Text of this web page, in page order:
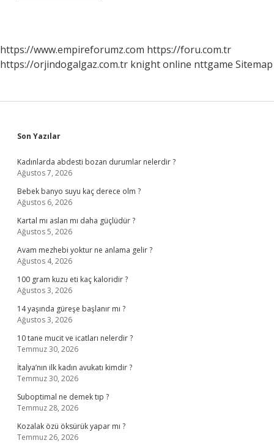
https://www.empireforumz.com https://foru.com.tr
https://orjindogalgaz.com.tr knight online nttgame Sitemap
Sidebar
Son Yazılar
Kadınlarda abdesti bozan durumlar nelerdir ?
Ağustos 7, 2026
Bebek banyo suyu kaç derece olm ?
Ağustos 6, 2026
Kartal mı aslan mı daha güçlüdür ?
Ağustos 5, 2026
Avam mezhebi yoktur ne anlama gelir ?
Ağustos 4, 2026
100 gram kuzu eti kaç kaloridir ?
Ağustos 3, 2026
14 yaşında güreşe başlanır mı ?
Ağustos 3, 2026
10 tane mucit ve icatları nelerdir ?
Temmuz 30, 2026
İtalya’nın ilk kadın avukatı kimdir ?
Temmuz 30, 2026
Suboptimal ne demek tıp ?
Temmuz 28, 2026
Kozalak özü öksürük yapar mı ?
Temmuz 26, 2026